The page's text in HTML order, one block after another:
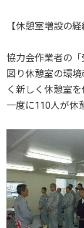
【休憩室増設の経
協力会作業者の
図り休憩室の環
く新しく休憩室を
一度に110人が休